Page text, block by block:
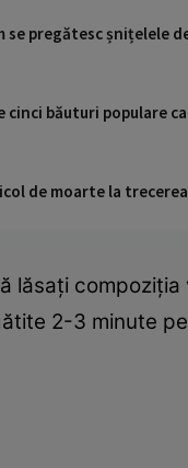
se pregătesc șnițelele
cinci băuturi populare
de moarte la
lăsați
2-3 minute